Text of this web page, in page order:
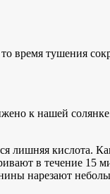
время тушения
к нашей
лишняя кислота.
в течение 15
нарезают